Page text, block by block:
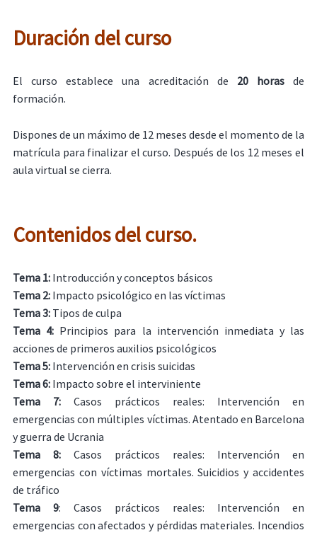
Duración del curso
El curso establece una acreditación de 20 horasde
formación.
Dispones de un máximo de 12 meses desde el momento de la
matrícula para finalizar el curso. Después de los 12 meses el
aula virtual se cierra.
Contenidos del curso.
Tema 1:Introducción y conceptos básicos
Tema 2:Impacto psicológico en las víctimas
Tema 3:Tipos de culpa
Tema 4: Principios para la intervención inmediata y las
acciones de primeros auxilios psicológicos
Tema 5: Intervención en crisis suicidas
Tema 6:Impacto sobre el interviniente
Tema 7:Casos prácticos reales: Intervención en
emergencias con múltiples víctimas. Atentado en Barcelona
y guerra de Ucrania
Tema 8:Casos prácticos reales: Intervención en
emergencias con víctimas mortales. Suicidios y accidentes
de tráfico
Tema 9: Casos prácticos reales: Intervención en
emergencias con afectados y pérdidas materiales. Incendios